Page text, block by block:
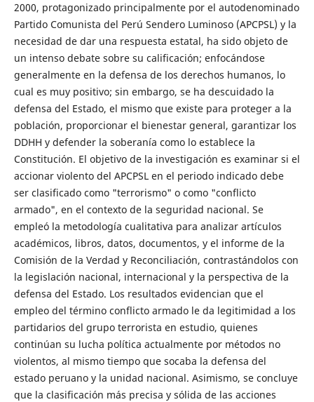
2000, protagonizado principalmente por el autodenominado
Partido Comunista del Perú Sendero Luminoso (APCPSL) y la
necesidad de dar una respuesta estatal, ha sido objeto de
un intenso debate sobre su calificación; enfocándose
generalmente en la defensa de los derechos humanos, lo
cual es muy positivo; sin embargo, se ha descuidado la
defensa del Estado, el mismo que existe para proteger a la
población, proporcionar el bienestar general, garantizar los
DDHH y defender la soberanía como lo establece la
Constitución. El objetivo de la investigación es examinar si el
accionar violento del APCPSL en el periodo indicado debe
ser clasificado como "terrorismo" o como "conflicto
armado", en el contexto de la seguridad nacional. Se
empleó la metodología cualitativa para analizar artículos
académicos, libros, datos, documentos, y el informe de la
Comisión de la Verdad y Reconciliación, contrastándolos con
la legislación nacional, internacional y la perspectiva de la
defensa del Estado. Los resultados evidencian que el
empleo del término conflicto armado le da legitimidad a los
partidarios del grupo terrorista en estudio, quienes
continúan su lucha política actualmente por métodos no
violentos, al mismo tiempo que socaba la defensa del
estado peruano y la unidad nacional. Asimismo, se concluye
que la clasificación más precisa y sólida de las acciones